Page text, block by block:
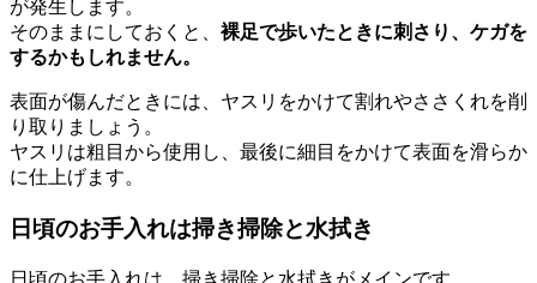
が発生します。
そのままにしておくと、 裸足で歩いたときに刺さり、ケガを
するかもしれません。
表面が傷んだときには、ヤスリをかけて割れやささくれを削
り取りましょう。
ヤスリは粗目から使用し、最後に細目をかけて表面を滑らか
に仕上げます。
日頃のお手入れは掃き掃除と水拭き
日頃のお手入れは、掃き掃除と水拭きがメインです。